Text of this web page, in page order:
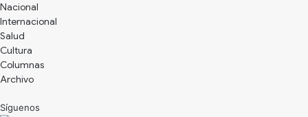
Nacional
Internacional
Salud
Cultura
Archivo
Síguenos